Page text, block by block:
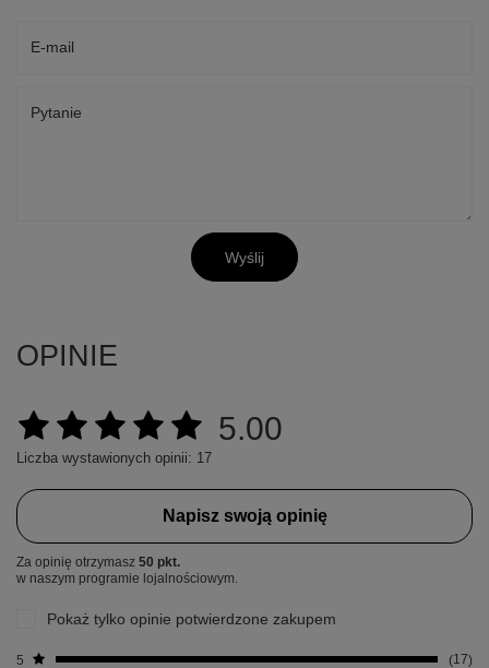
E-mail
Pytanie
Wyślij
OPINIE
5.00
Liczba wystawionych opinii: 17
Napisz swoją opinię
Za opinię otrzymasz 50 pkt.
w naszym programie lojalnościowym.
Pokaż tylko opinie potwierdzone zakupem
5
17